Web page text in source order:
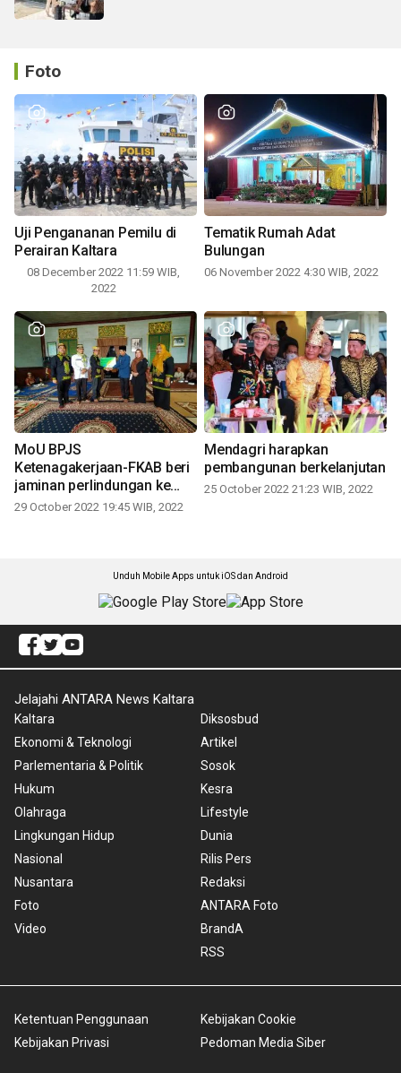
Foto
Uji Pengananan Pemilu di
Perairan Kaltara
08 December 2022 11:59 WIB,
2022
Tematik Rumah Adat
Bulungan
06 November 2022 4:30 WIB, 2022
MoU BPJS
Ketenagakerjaan-FKAB beri
jaminan perlindungan ke
pekerja sosial
29 October 2022 19:45 WIB, 2022
Mendagri harapkan
pembangunan berkelanjutan
25 October 2022 21:23 WIB, 2022
Unduh Mobile Apps untuk iOS dan Android
Jelajahi ANTARA News Kaltara
Kaltara
Ekonomi & Teknologi
Parlementaria & Politik
Hukum
Olahraga
Lingkungan Hidup
Nasional
Nusantara
Foto
Video
Diksosbud
Artikel
Sosok
Kesra
Lifestyle
Dunia
Rilis Pers
Redaksi
ANTARA Foto
BrandA
RSS
Ketentuan Penggunaan
Kebijakan Privasi
Kebijakan Cookie
Pedoman Media Siber